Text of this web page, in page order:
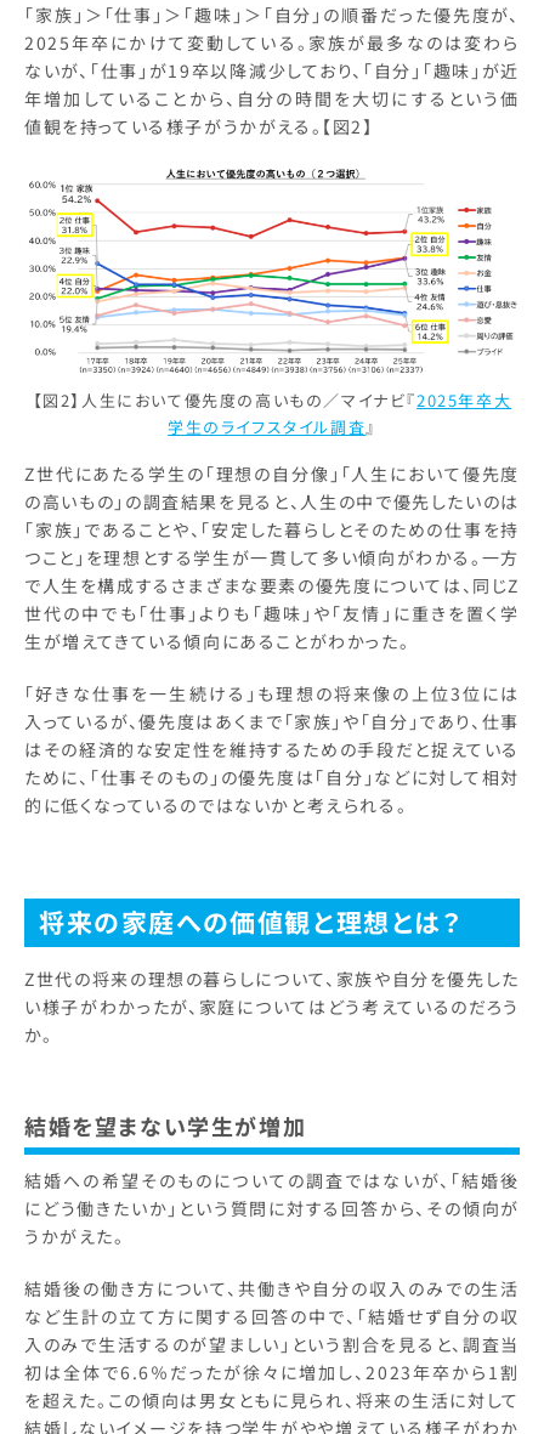
「家族」＞「仕事」＞「趣味」＞「自分」の順番だった優先度が、
2025年卒にかけて変動している。家族が最多なのは変わら
ないが、「仕事」が19卒以降減少しており、「自分」「趣味」が近
年増加していることから、自分の時間を大切にするという価
値観を持っている様子がうかがえる。【図2】
【図2】人生において優先度の高いもの／マイナビ『2025年卒大
学生のライフスタイル調査 』
Z世代にあたる学生の「理想の自分像」「人生において優先度
の高いもの」の調査結果を見ると、人生の中で優先したいのは
「家族」であることや、「安定した暮らしとそのための仕事を持
つこと」を理想とする学生が一貫して多い傾向がわかる。一方
で人生を構成するさまざまな要素の優先度については、同じZ
世代の中でも「仕事」よりも「趣味」や「友情」に重きを置く学
生が増えてきている傾向にあることがわかった。
「好きな仕事を一生続ける」も理想の将来像の上位3位には
入っているが、優先度はあくまで「家族」や「自分」であり、仕事
はその経済的な安定性を維持するための手段だと捉えている
ために、「仕事そのもの」の優先度は「自分」などに対して相対
的に低くなっているのではないかと考えられる。
将来の家庭への価値観と理想とは？
Z世代の将来の理想の暮らしについて、家族や自分を優先した
い様子がわかったが、家庭についてはどう考えているのだろう
か。
結婚を望まない学生が増加
結婚への希望そのものについての調査ではないが、「結婚後
にどう働きたいか」という質問に対する回答から、その傾向が
うかがえた。
結婚後の働き方について、共働きや自分の収入のみでの生活
など生計の立て方に関する回答の中で、「結婚せず自分の収
入のみで生活するのが望ましい」という割合を見ると、調査当
初は全体で6.6％だったが徐々に増加し、2023年卒から1割
を超えた。この傾向は男女ともに見られ、将来の生活に対して
結婚しないイメージを持つ学生がやや増えている様子がわか